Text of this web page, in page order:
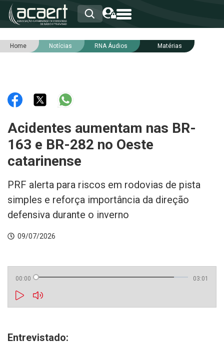
HOME
RNA
NOTÍCIAS
SERVIÇOS
INTEGRIDADE
Home Notícias RNA Áudios Matérias
Acidentes aumentam nas BR-
163 e BR-282 no Oeste
catarinense
PRF alerta para riscos em rodovias de pista
simples e reforça importância da direção
defensiva durante o inverno
09/07/2026
00:00 03:01
Entrevistado: